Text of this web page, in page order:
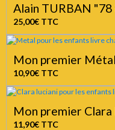
Alain TURBAN
25,00€ TTC
Mon premier
10,90€ TTC
Mon premier Clara
11,90€ TTC